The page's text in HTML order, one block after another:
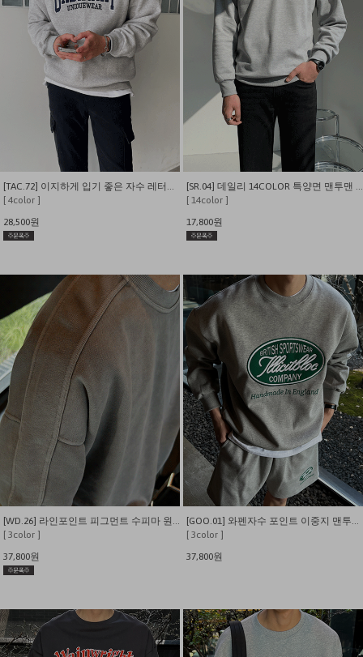
[TAC.72] 이지하게 입기 좋은 자수 레터링 기모 맨투맨
[ 4color ]
28,500원
[SR.04] 데일리 14COLOR 특양면 맨투맨 티셔츠
[ 14color ]
17,800원
[WD.26] 라인포인트 피그먼트 수피마 원단 맨투맨
[ 3color ]
37,800원
[GOO.01] 와펜자수 포인트 이중지 맨투맨 티셔츠
[ 3color ]
37,800원